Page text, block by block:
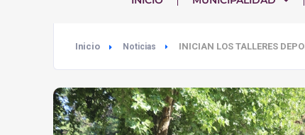
Inicio Noticias INICIAN LOS TALLERES